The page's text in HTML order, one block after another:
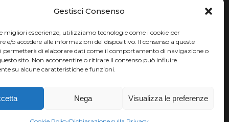
Gestisci Consenso
migliori esperienze, utilizziamo tecnologie come i cookie per
e/o accedere alle informazioni del dispositivo. Il consenso a queste
permetterà di elaborare dati come il comportamento di navigazione o
sito. Non acconsentire o ritirare il consenso può influire
su alcune caratteristiche e funzioni.
Nega Visualizza le preferenze
GIOVANNA EPIS GIULIANO CAVALLO
DI TORINO MARATONINA MARCELLA BELLETTI MARCO OLMO
MONVISO VERTICAL RACE NADIA BATTOCLETTI
BONALDI SILVIA RAMPAZZO
CHEVRIER YEMAN CRIPPA